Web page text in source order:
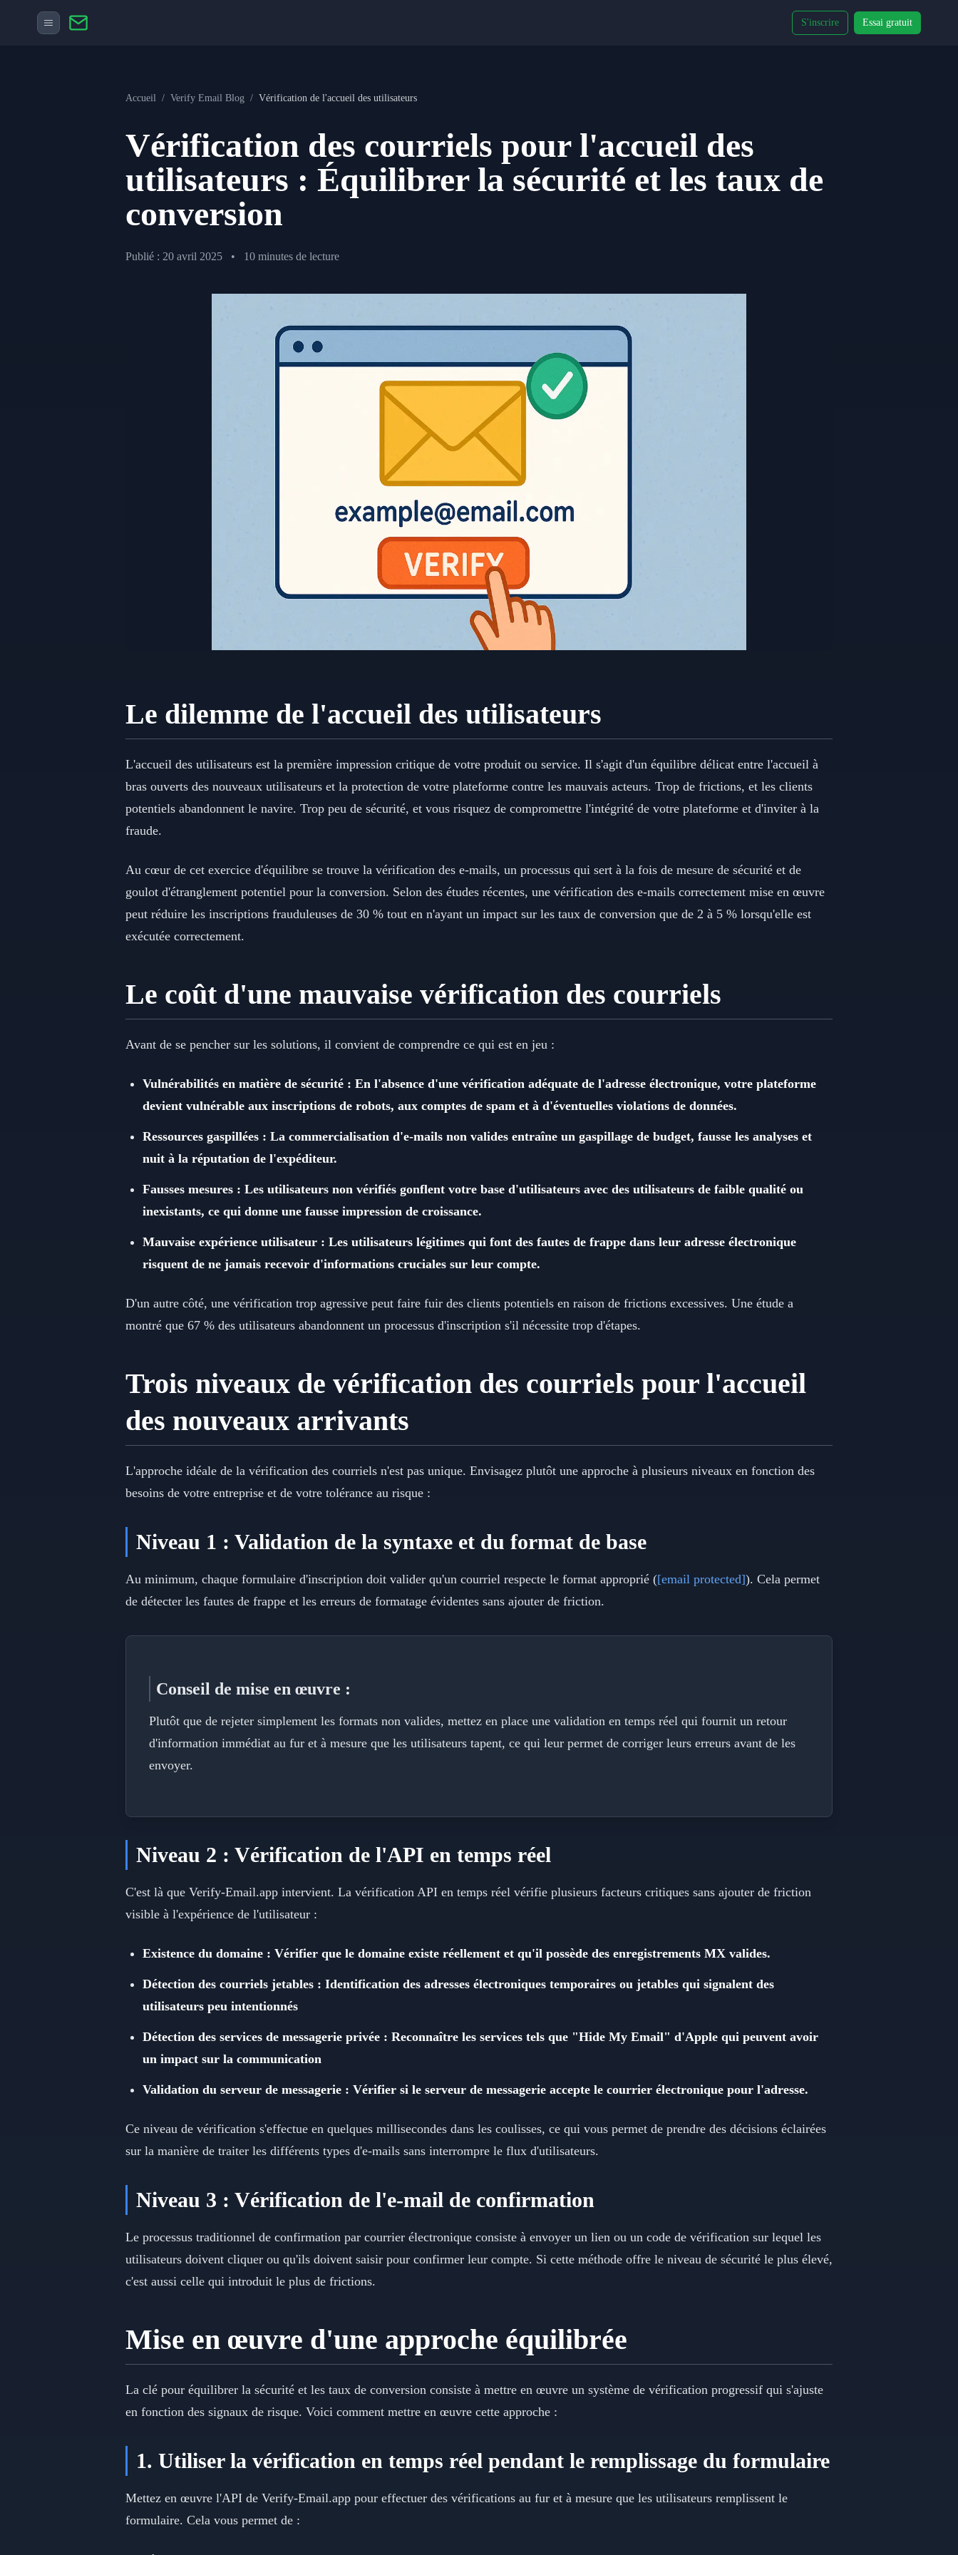
S'inscrire Essai gratuit
Accueil / Verify Email Blog / Vérification de l'accueil des utilisateurs
Vérification des courriels pour l'accueil des
utilisateurs : Équilibrer la sécurité et les taux de
conversion
Publié : 20 avril 2025 • 10 minutes de lecture
Le dilemme de l'accueil des utilisateurs
L'accueil des utilisateurs est la première impression critique de votre produit ou service. Il s'agit d'un équilibre délicat entre l'accueil à
bras ouverts des nouveaux utilisateurs et la protection de votre plateforme contre les mauvais acteurs. Trop de frictions, et les clients
potentiels abandonnent le navire. Trop peu de sécurité, et vous risquez de compromettre l'intégrité de votre plateforme et d'inviter à la
fraude.
Au cœur de cet exercice d'équilibre se trouve la vérification des e-mails, un processus qui sert à la fois de mesure de sécurité et de
goulot d'étranglement potentiel pour la conversion. Selon des études récentes, une vérification des e-mails correctement mise en œuvre
peut réduire les inscriptions frauduleuses de 30 % tout en n'ayant un impact sur les taux de conversion que de 2 à 5 % lorsqu'elle est
exécutée correctement.
Le coût d'une mauvaise vérification des courriels
Avant de se pencher sur les solutions, il convient de comprendre ce qui est en jeu :
Vulnérabilités en matière de sécurité : En l'absence d'une vérification adéquate de l'adresse électronique, votre plateforme
devient vulnérable aux inscriptions de robots, aux comptes de spam et à d'éventuelles violations de données.
Ressources gaspillées : La commercialisation d'e-mails non valides entraîne un gaspillage de budget, fausse les analyses et
nuit à la réputation de l'expéditeur.
Fausses mesures : Les utilisateurs non vérifiés gonflent votre base d'utilisateurs avec des utilisateurs de faible qualité ou
inexistants, ce qui donne une fausse impression de croissance.
Mauvaise expérience utilisateur : Les utilisateurs légitimes qui font des fautes de frappe dans leur adresse électronique
risquent de ne jamais recevoir d'informations cruciales sur leur compte.
D'un autre côté, une vérification trop agressive peut faire fuir des clients potentiels en raison de frictions excessives. Une étude a
montré que 67 % des utilisateurs abandonnent un processus d'inscription s'il nécessite trop d'étapes.
Trois niveaux de vérification des courriels pour l'accueil
des nouveaux arrivants
L'approche idéale de la vérification des courriels n'est pas unique. Envisagez plutôt une approche à plusieurs niveaux en fonction des
besoins de votre entreprise et de votre tolérance au risque :
Niveau 1 : Validation de la syntaxe et du format de base
Au minimum, chaque formulaire d'inscription doit valider qu'un courriel respecte le format approprié ([email protected]). Cela permet
de détecter les fautes de frappe et les erreurs de formatage évidentes sans ajouter de friction.
Conseil de mise en œuvre :
Plutôt que de rejeter simplement les formats non valides, mettez en place une validation en temps réel qui fournit un retour
d'information immédiat au fur et à mesure que les utilisateurs tapent, ce qui leur permet de corriger leurs erreurs avant de les
envoyer.
Niveau 2 : Vérification de l'API en temps réel
C'est là que Verify-Email.app intervient. La vérification API en temps réel vérifie plusieurs facteurs critiques sans ajouter de friction
visible à l'expérience de l'utilisateur :
Existence du domaine : Vérifier que le domaine existe réellement et qu'il possède des enregistrements MX valides.
Détection des courriels jetables : Identification des adresses électroniques temporaires ou jetables qui signalent des
utilisateurs peu intentionnés
Détection des services de messagerie privée : Reconnaître les services tels que "Hide My Email" d'Apple qui peuvent avoir
un impact sur la communication
Validation du serveur de messagerie : Vérifier si le serveur de messagerie accepte le courrier électronique pour l'adresse.
Ce niveau de vérification s'effectue en quelques millisecondes dans les coulisses, ce qui vous permet de prendre des décisions éclairées
sur la manière de traiter les différents types d'e-mails sans interrompre le flux d'utilisateurs.
Niveau 3 : Vérification de l'e-mail de confirmation
Le processus traditionnel de confirmation par courrier électronique consiste à envoyer un lien ou un code de vérification sur lequel les
utilisateurs doivent cliquer ou qu'ils doivent saisir pour confirmer leur compte. Si cette méthode offre le niveau de sécurité le plus élevé,
c'est aussi celle qui introduit le plus de frictions.
Mise en œuvre d'une approche équilibrée
La clé pour équilibrer la sécurité et les taux de conversion consiste à mettre en œuvre un système de vérification progressif qui s'ajuste
en fonction des signaux de risque. Voici comment mettre en œuvre cette approche :
1. Utiliser la vérification en temps réel pendant le remplissage du formulaire
Mettez en œuvre l'API de Verify-Email.app pour effectuer des vérifications au fur et à mesure que les utilisateurs remplissent le
formulaire. Cela vous permet de :